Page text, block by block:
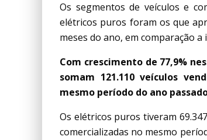
Os segmentos de veículos e
elétricos puros foram os que
meses do ano, em comparação
Com crescimento de 77,9%
somam 121.110 veículos
mesmo período do ano
Os elétricos puros tiveram
comercializadas no mesmo